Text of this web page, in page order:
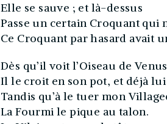
Elle se sauve ; et là-dessus
Passe un certain Croquant qui
Ce Croquant par hasard avait
Dès qu’il voit l’Oiseau de Venus
Il le croit en son pot, et déjà
Tandis qu’à le tuer mon
La Fourmi le pique au talon.